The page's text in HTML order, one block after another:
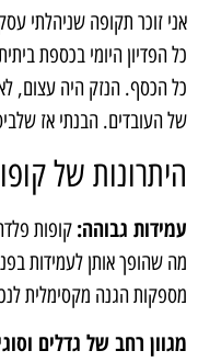
אני זוכר תקופה שניהלתי
כל הפדיון היומי בכספת
כל הכסף. הנזק היה עצום,
של העובדים. הבנתי אז
היתרונות של
עמידות גבוהה: קופות
מה שהופך אותן לעמידות
מספקות הגנה מקסימלית
מגוון רחב של גדלים